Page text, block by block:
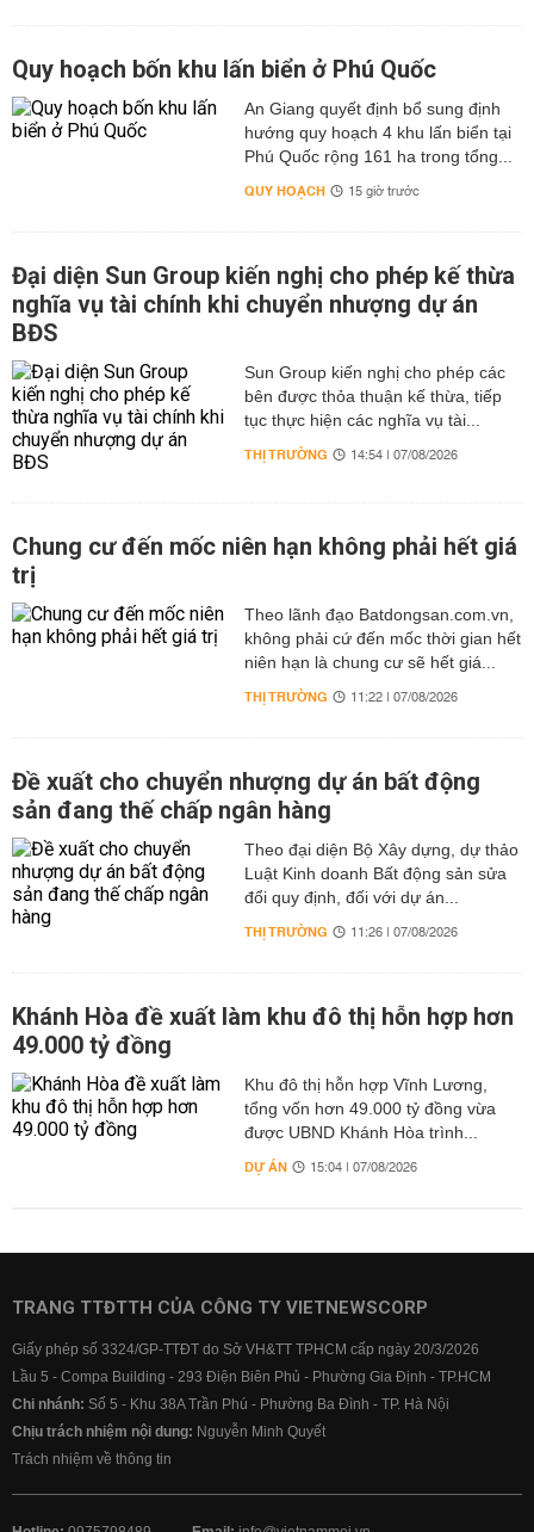
Quy hoạch bốn khu lấn biển ở Phú Quốc
An Giang quyết định bổ sung định
hướng quy hoạch 4 khu lấn biển tại
Phú Quốc rộng 161 ha trong tổng...
QUY HOẠCH 15 giờ trước
Đại diện Sun Group kiến nghị cho phép kế thừa
nghĩa vụ tài chính khi chuyển nhượng dự án
BĐS
Sun Group kiến nghị cho phép các
bên được thỏa thuận kế thừa, tiếp
tục thực hiện các nghĩa vụ tài...
THỊ TRƯỜNG 14:54 | 07/08/2026
Chung cư đến mốc niên hạn không phải hết giá
trị
Theo lãnh đạo Batdongsan.com.vn,
không phải cứ đến mốc thời gian hết
niên hạn là chung cư sẽ hết giá...
THỊ TRƯỜNG 11:22 | 07/08/2026
Đề xuất cho chuyển nhượng dự án bất động
sản đang thế chấp ngân hàng
Theo đại diện Bộ Xây dựng, dự thảo
Luật Kinh doanh Bất động sản sửa
đổi quy định, đối với dự án...
THỊ TRƯỜNG 11:26 | 07/08/2026
Khánh Hòa đề xuất làm khu đô thị hỗn hợp hơn
49.000 tỷ đồng
Khu đô thị hỗn hợp Vĩnh Lương,
tổng vốn hơn 49.000 tỷ đồng vừa
được UBND Khánh Hòa trình...
DỰ ÁN 15:04 | 07/08/2026
TRANG TTĐTTH CỦA CÔNG TY VIETNEWSCORP
Giấy phép số 3324/GP-TTĐT do Sở VH&TT TPHCM cấp ngày 20/3/2026
Lầu 5 - Compa Building - 293 Điện Biên Phủ - Phường Gia Định - TP.HCM
Chi nhánh: Số 5 - Khu 38A Trần Phú - Phường Ba Đình - TP. Hà Nội
Chịu trách nhiệm nội dung: Nguyễn Minh Quyết
Trách nhiệm về thông tin